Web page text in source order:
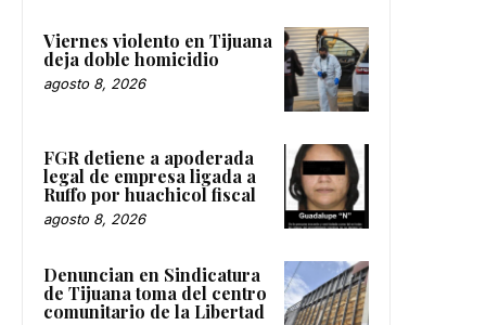
Viernes violento en Tijuana
deja doble homicidio
agosto 8, 2026
FGR detiene a apoderada
legal de empresa ligada a
Ruffo por huachicol fiscal
agosto 8, 2026
Denuncian en Sindicatura
de Tijuana toma del centro
comunitario de la Libertad